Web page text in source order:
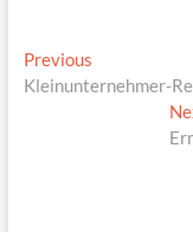
PreviousPrevious
post:
Kleinunter­nehmer-